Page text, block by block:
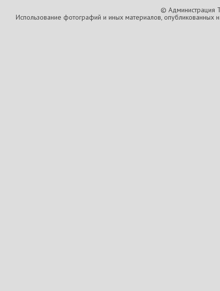
© Администрация
Использование фотографий и иных материалов, опубликованных